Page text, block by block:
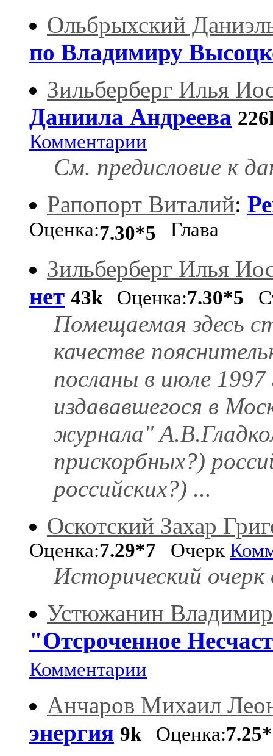
Ольбрыхский
по Владимиру
Зильберберг Илья
Даниила Андреева
Комментарии
См. предисловие к
Рапопорт Виталий:
Оценка:7.30*5
Глава
Зильберберг Илья
нет 43k Оценка:7.30*5
Помещаемая здесь
качестве
посланы в июле 1997
издававшегося в
журнала"
прискорбных?)
российских?) ...
Оскотский Захар
Оценка:7.29*7 Очерк
Исторический очерк
Устюжанин Владимир
"Отсроченное
Комментарии
Анчаров Михаил
энергия 9k Оценка: